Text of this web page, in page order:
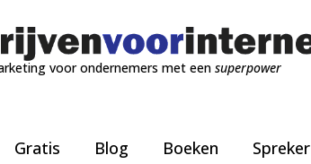
voor ondernemers met eensuperpower
Gratis Blog Boeken Spreker